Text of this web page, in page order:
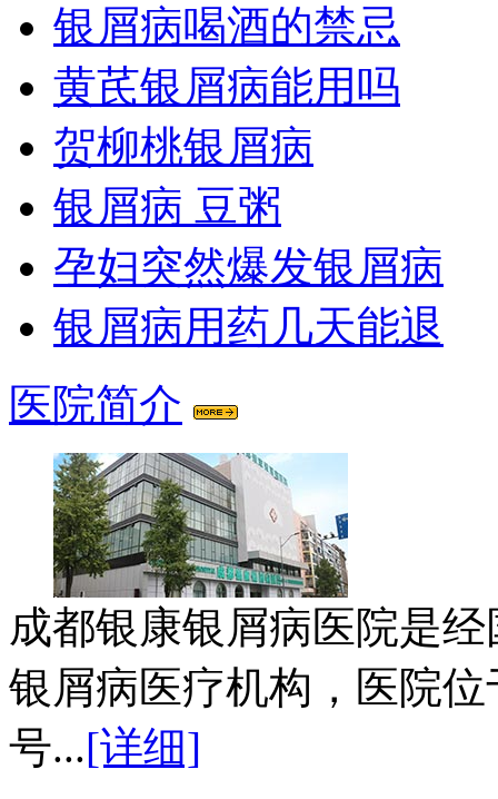
银屑病喝酒的禁忌
黄芪银屑病能用吗
贺柳桃银屑病
银屑病 豆粥
孕妇突然爆发银屑病
银屑病用药几天能退
医院简介
成都银康银屑病医院是
银屑病医疗机构，医院
号...[详细]